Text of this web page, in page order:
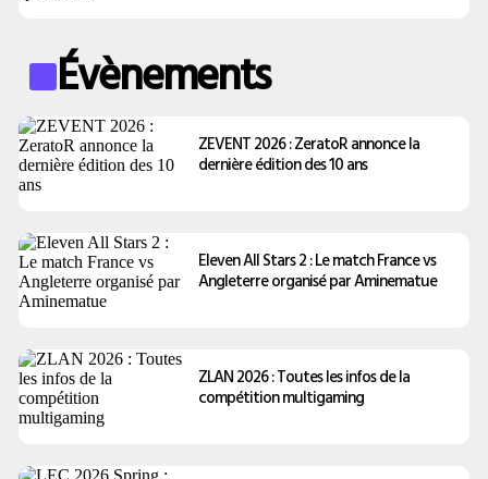
Évènements
ZEVENT 2026 : ZeratoR annonce la
dernière édition des 10 ans
Eleven All Stars 2 : Le match France vs
Angleterre organisé par Aminematue
ZLAN 2026 : Toutes les infos de la
compétition multigaming